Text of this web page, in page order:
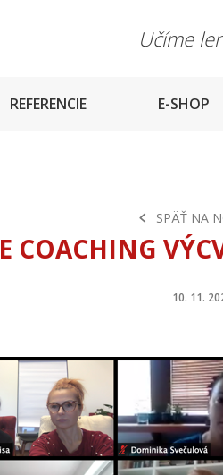
Učíme
REFERENCIE E-SHOP
SPÄŤ NA
COACHING
10. 11.